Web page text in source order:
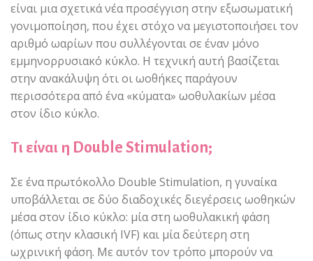
είναι μια σχετικά νέα προσέγγιση στην εξωσωματική
γονιμοποίηση, που έχει στόχο να μεγιστοποιήσει τον
αριθμό ωαρίων που συλλέγονται σε έναν μόνο
εμμηνορρυσιακό κύκλο. Η τεχνική αυτή βασίζεται
στην ανακάλυψη ότι οι ωοθήκες παράγουν
περισσότερα από ένα «κύματα» ωοθυλακίων μέσα
στον ίδιο κύκλο.
Τι είναι η Double Stimulation;
Σε ένα πρωτόκολλο Double Stimulation, η γυναίκα
υποβάλλεται σε δύο διαδοχικές διεγέρσεις ωοθηκών
μέσα στον ίδιο κύκλο: μία στη ωοθυλακική φάση
(όπως στην κλασική IVF) και μία δεύτερη στη
ωχρινική φάση. Με αυτόν τον τρόπο μπορούν να